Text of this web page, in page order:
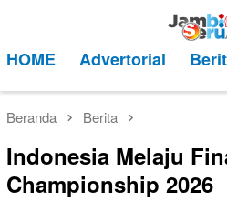
kontenMobile
HOME Advertorial
Beranda Berita
Indonesia Melaju
Championship 2026